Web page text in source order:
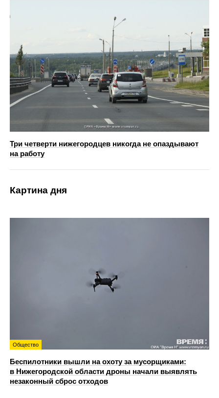
Три четверти нижегородцев никогда не опаздывают
на работу
Картина дня
Общество
Беспилотники вышли на охоту за мусорщиками:
в Нижегородской области дроны начали выявлять
незаконный сброс отходов